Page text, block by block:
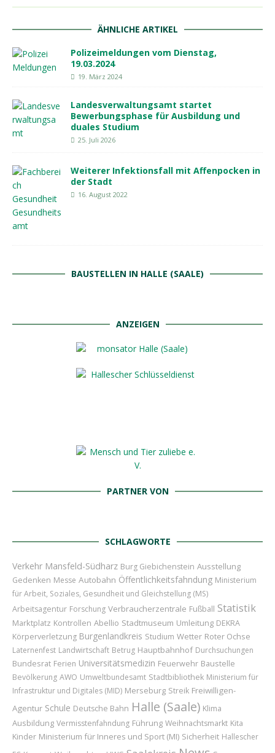
ÄHNLICHE ARTIKEL
Polizeimeldungen vom Dienstag,
19.03.2024
19. März 2024
Landesverwaltungsamt startet
Bewerbungsphase für Ausbildung und
duales Studium
25. Juli 2026
Weiterer Infektionsfall mit Affenpocken in
der Stadt
16. August 2022
BAUSTELLEN IN HALLE (SAALE)
ANZEIGEN
PARTNER VON
SCHLAGWORTE
Verkehr Mansfeld-Südharz Burg Giebichenstein Ausstellung
Gedenken Messe Autobahn Öffentlichkeitsfahndung Ministerium
für Arbeit, Soziales, Gesundheit und Gleichstellung (MS)
Arbeitsagentur Forschung Verbraucherzentrale Fußball Statistik
Marktplatz Kontrollen Abellio Stadtmuseum Umleitung DEKRA
Körperverletzung Burgenlandkreis Studium Wetter Roter Ochse
Laternenfest Landwirtschaft Betrug Hauptbahnhof Durchsuchungen
Bundesrat Ferien Universitätsmedizin Feuerwehr Baustelle
Bevölkerung AWO Umweltbundesamt Stadtbibliothek Ministerium für
Infrastruktur und Digitales (MID) Merseburg Streik Freiwilligen-
Agentur Schule Deutsche Bahn Halle (Saale) Klima
Ausbildung Vermisstenfahndung Führung Weihnachtsmarkt Kita
Kinder Ministerium für Inneres und Sport (MI) Sicherheit Hallescher